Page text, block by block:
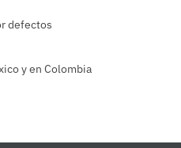
defectos
y en Colombia